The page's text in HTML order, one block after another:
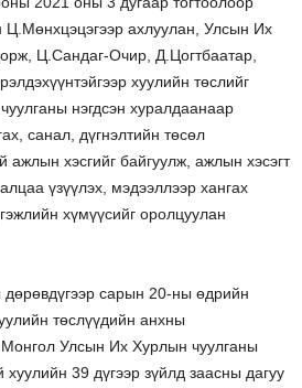
ахлуулан, Улсын Их
Ц.Сандаг-Очир, Д.Цогтбаатар,
хуулийн төслийг
нэгдсэн хуралдаанаар
санал, дүгнэлтийн төсөл
ажлын хэсгийг байгуулж, ажлын хэсэгт
үзүүлэх, мэдээллээр хангах
хүмүүсийг оролцуулан
сарын 20-ны өдрийн
төслүүдийн анхны
Монгол Улсын Их Хурлын чуулганы
39 дүгээр зүйлд заасны дагуу